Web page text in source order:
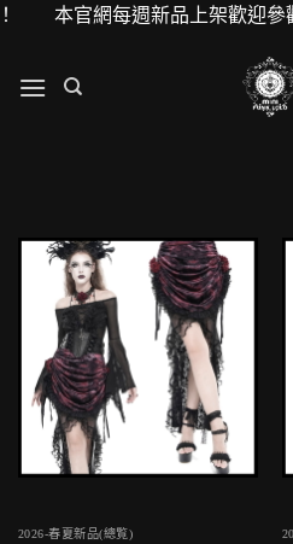
！ 本官網每週新品上架歡迎
2026-春夏新品(總覧)